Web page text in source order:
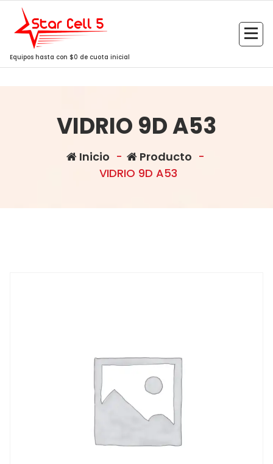
Saltar
contenido
Equipos hasta con $0 de cuota inicial
VIDRIO 9D A53
Inicio - Producto -
VIDRIO 9D A53